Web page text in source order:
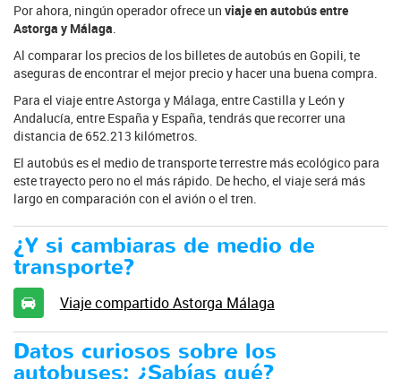
Por ahora, ningún operador ofrece un viaje en autobús entre
Astorga y Málaga
Al comparar los precios de los billetes de autobús en Gopili, te
aseguras de encontrar el mejor precio y hacer una buena compra.
Para el viaje entre Astorga y Málaga, entre Castilla y León y
Andalucía, entre España y España, tendrás que recorrer una
distancia de 652.213 kilómetros.
El autobús es el medio de transporte terrestre más ecológico para
este trayecto pero no el más rápido. De hecho, el viaje será más
largo en comparación con el avión o el tren.
¿Y si cambiaras de medio de
transporte?
Viaje compartido Astorga Málaga
Datos curiosos sobre los
autobuses: ¿Sabías qué?